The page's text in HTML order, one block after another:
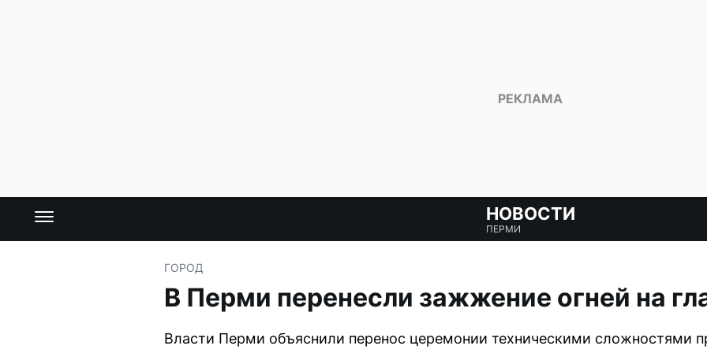
НОВОСТИ
ПЕРМИ
ГОРОД
В Перми перенесли зажжение огней на
Власти Перми объяснили перенос церемонии техническими сложностями